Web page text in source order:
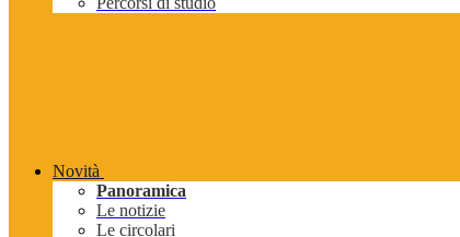
Novità
Panoramica
Le notizie
Le circolari